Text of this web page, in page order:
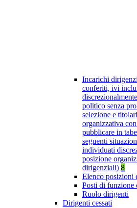
Incarichi
conferiti, ivi
politico senza
selezione e
organizzativa
pubblicare in
seguenti
individuati
posizione
dirigenziali) 8
Elenco posizioni
Posti di funzione
Ruolo dirigenti
Dirigenti cessati